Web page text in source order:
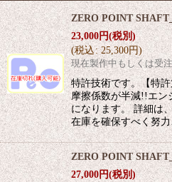
ZERO POINT
23,000円(税別)
(税込: 25,300円)
現在製作中もしくは受
特許技術です。【特
摩擦係数が半減!!エン
になります。 詳細は
在庫を確保すべく努
ZERO POINT
27,000円(税別)